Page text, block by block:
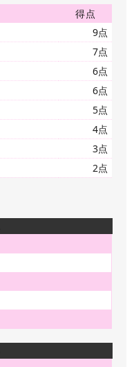
得点
9点
7点
6点
6点
5点
4点
3点
2点